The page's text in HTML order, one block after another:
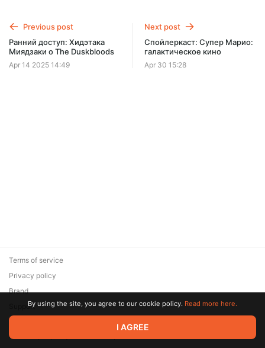
Previous post
Ранний доступ: Хидэтака
Миядзаки о The Duskbloods
Apr 14 2025 14:49
Next post
Спойлеркаст: Супер Марио:
галактическое кино
Apr 30 15:28
© 2026 Zaya Solutions Limited. All rights reserved. All trademarks
are the property of their respective owners.
Terms of service
Privacy policy
Brand
SupportBy using the site, you agree to our cookie policy. Read more here.
I AGREE